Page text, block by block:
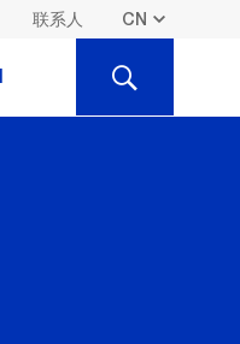
联系人
SEARCH